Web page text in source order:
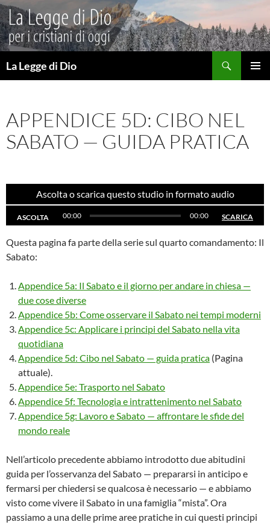
Vai
al
contenuto
La Legge di Dio
APPENDICE 5D: CIBO NEL
SABATO — GUIDA PRATICA
Ascolta o scarica questo studio in formato audio
ASCOLTA 00:00 00:00 SCARICA
Questa pagina fa parte della serie sul quarto comandamento: Il
Sabato:
Appendice 5a: Il Sabato e il giorno per andare in chiesa —
due cose diverse
Appendice 5b: Come osservare il Sabato nei tempi moderni
Appendice 5c: Applicare i principi del Sabato nella vita
quotidiana
Appendice 5d: Cibo nel Sabato — guida pratica (Pagina
attuale).
Appendice 5e: Trasporto nel Sabato
Appendice 5f: Tecnologia e intrattenimento nel Sabato
Appendice 5g: Lavoro e Sabato — affrontare le sfide del
mondo reale
Nell’articolo precedente abbiamo introdotto due abitudini
guida per l’osservanza del Sabato — prepararsi in anticipo e
fermarsi per chiedersi se qualcosa è necessario — e abbiamo
visto come vivere il Sabato in una famiglia “mista”. Ora
passiamo a una delle prime aree pratiche in cui questi principi